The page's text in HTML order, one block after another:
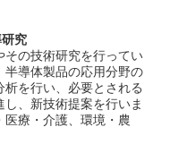
究
その技術研究を行ってい
半導体製品の応用分野の
を行い、必要とされる
、新技術提案を行いま
療・介護、環境・農